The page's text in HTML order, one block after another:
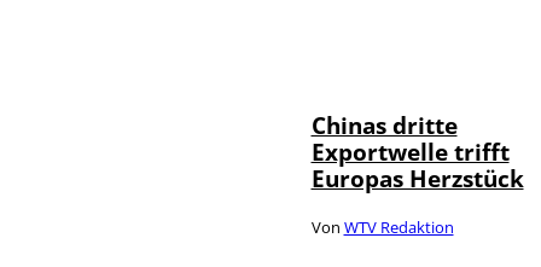
Chinas dritte
Exportwelle trifft
Europas Herzstück
Von WTV Redaktion